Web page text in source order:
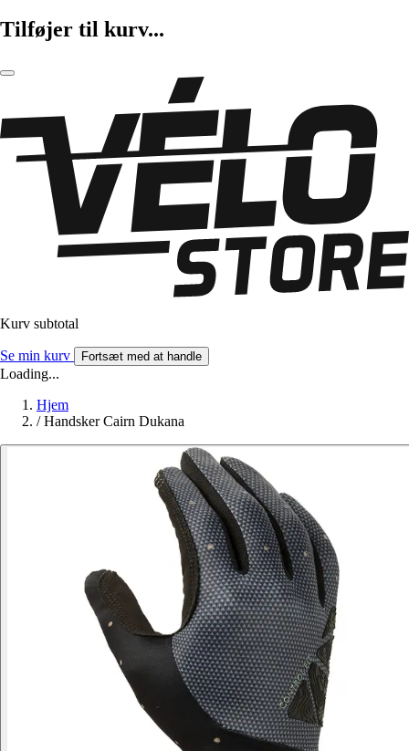
Tilføjer til kurv...
Kurv subtotal
Se min kurv Fortsæt med at handle
Loading...
Hjem
/ Handsker Cairn Dukana